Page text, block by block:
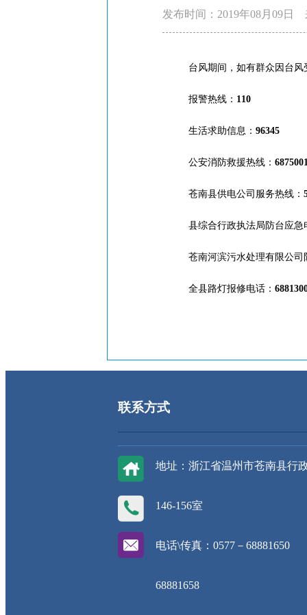
发布时间：2019年08月09日
台风期间，如有群众因台风
报警热线： 110
生活求助信息： 96345
公安消防救援热线：
苍南县供电公司服务热线：
县综合行政执法局防台应急
苍南河滨污水处理有限公司
全县路灯报修电话：
联系方式
地址：浙江省温州市苍南县行
146-156室
电话\传真：0577－68881650
68881658